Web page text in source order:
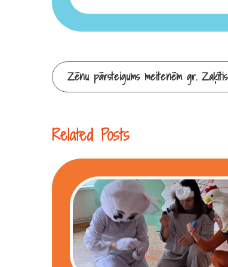
Continue
Zēnu pārsteigums meitenēm gr. Zaķītis
Related Posts